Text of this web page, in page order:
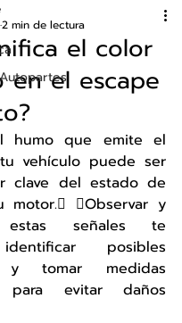
el color
en el escape
2 min de lectura
humo que emite el
vehículo puede ser
clave del estado de
motor. Observar y
estas señales te
posibles
y tomar medidas
para evitar daños